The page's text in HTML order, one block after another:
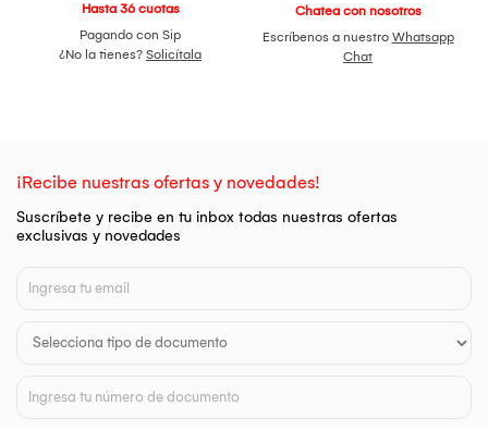
Hasta 36 cuotas
Pagando con Sip
¿No la tienes? Solicítala
Chatea con nosotros
Escríbenos a nuestro Whatsapp
Chat
¡Recibe nuestras ofertas y novedades!
Suscríbete y recibe en tu inbox todas nuestras ofertas
exclusivas y novedades